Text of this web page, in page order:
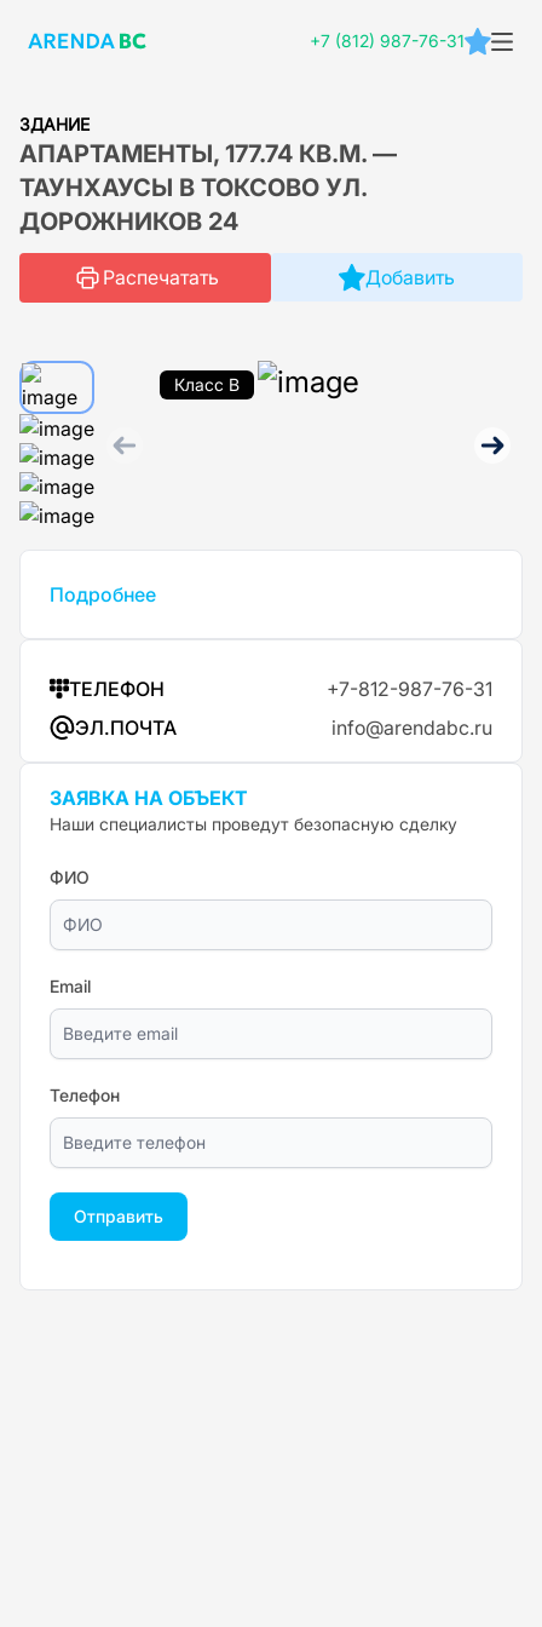
+7 (812) 987-76-31
ЗДАНИЕ
АПАРТАМЕНТЫ, 177.74 КВ.М. —
ТАУНХАУСЫ В ТОКСОВО УЛ.
ДОРОЖНИКОВ 24
Распечатать Добавить
Класс B
Подробнее
ТЕЛЕФОН
+7-812-987-76-31
ЭЛ.ПОЧТА
info@arendabc.ru
ЗАЯВКА НА ОБЪЕКТ
Наши специалисты проведут безопасную сделку
ФИО
Email
Телефон
Отправить